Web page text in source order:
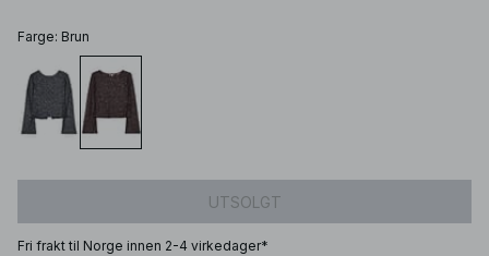
Farge: Brun
UTSOLGT
Fri frakt til Norge innen 2-4 virkedager*